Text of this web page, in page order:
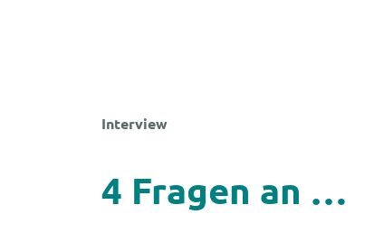
Interview
4 Fragen an …